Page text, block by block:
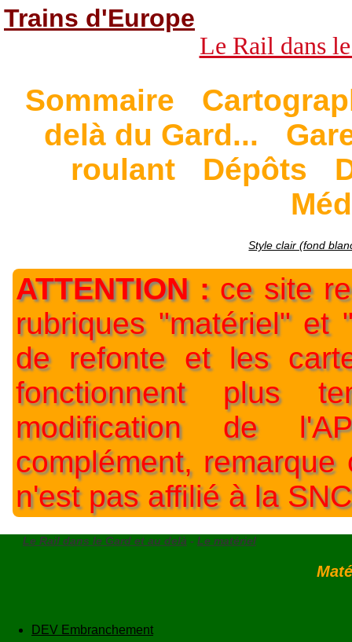
Trains d'Europe
Le Rail dans
Sommaire
delà du Gard...
roulant
Dépôts
Style clair (fond
ATTENTION :ce site
rubriques "matériel" et
de refonte et les
fonctionnent plus
modification de
complément,
n'est pas affilié à la
Le Rail dans le Gard et au delà - Le matériel
DEV Embranchement